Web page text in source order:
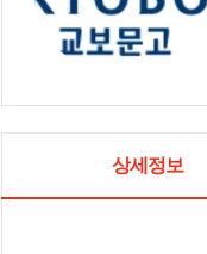
상세정보